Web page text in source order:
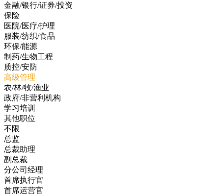
金融/银行/证券/投资
保险
医院/医疗/护理
服装/纺织/食品
环保/能源
制药/生物工程
质控/安防
高级管理
农/林/牧/渔业
政府/非营利机构
学习培训
其他职位
不限
总监
总裁助理
副总裁
分公司经理
首席执行官
首席运营官